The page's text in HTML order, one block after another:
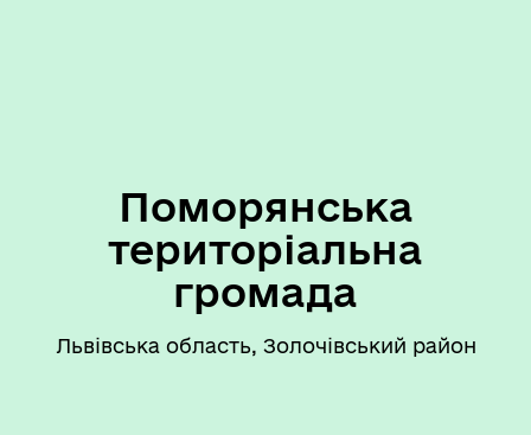
Поморянська
територіальна
громада
Львівська область, Золочівський район